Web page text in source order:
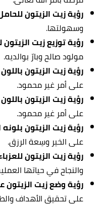
رؤية زيت الزيتون
وسهولتها.
رؤية توزيع زيت
مولود صالح وبارّ بوالديه.
رؤية زيت الزيتون
على أمر غير محمود.
رؤية زيت الزيتون
على أمر غير محمود.
رؤية زيت الزيتون
على الخير وسِعة الرزق.
رؤية زيت الزيتون
والنجاح في حياتها
رؤية وضع زيت الزيتون
على تحقيق الأهداف